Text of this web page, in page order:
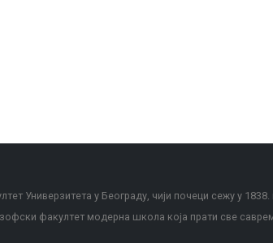
Универзитета у Београду, чији почеци сежу у
факултет модерна школа која прати све